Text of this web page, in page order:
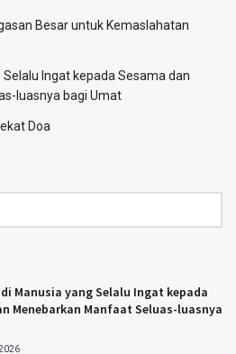
Besar untuk Kemaslahatan
Ingat kepada Sesama dan
luasnya bagi Umat
Doa
Manusia yang Selalu Ingat kepada
Menebarkan Manfaat Seluas-luasnya